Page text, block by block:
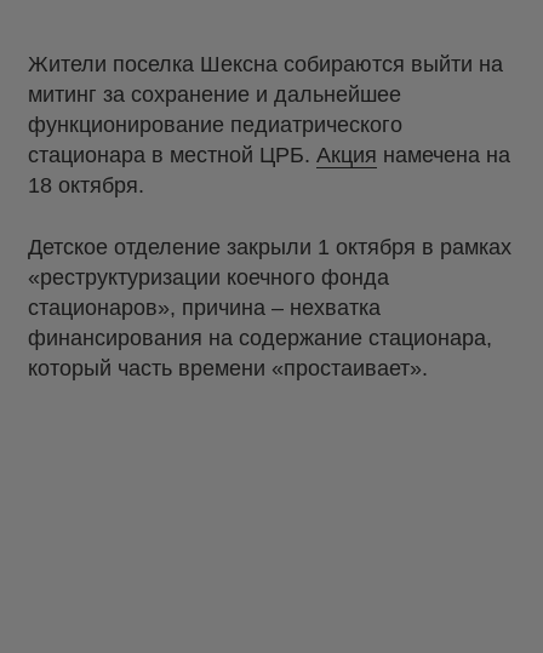
Жители поселка Шексна собираются выйти на
митинг за сохранение и дальнейшее
функционирование педиатрического
стационара в местной ЦРБ. Акция намечена на
18 октября.
Детское отделение закрыли 1 октября в рамках
«реструктуризации коечного фонда
стационаров», причина – нехватка
финансирования на содержание стационара,
который часть времени «простаивает».